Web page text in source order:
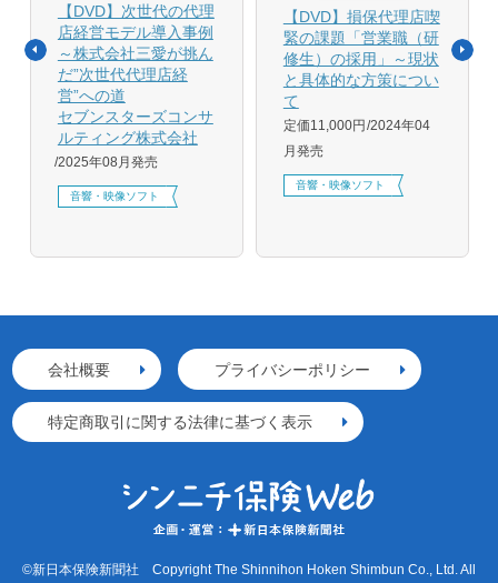
【DVD】次世代の代理
店経営モデル導入事例
～株式会社三愛が挑ん
だ”次世代代理店経
営”への道
セブンスターズコンサ
ルティング株式会社
2025年08月発売
音響・映像ソフト
【DVD】損保代理店喫
緊の課題「営業職（研
修生）の採用」～現状
と具体的な方策につい
て
定価11,000円 2024年04
月発売
音響・映像ソフト
会社概要 プライバシーポリシー
特定商取引に関する法律に基づく表示
©新日本保険新聞社 Copyright The Shinnihon Hoken Shimbun Co., Ltd. All